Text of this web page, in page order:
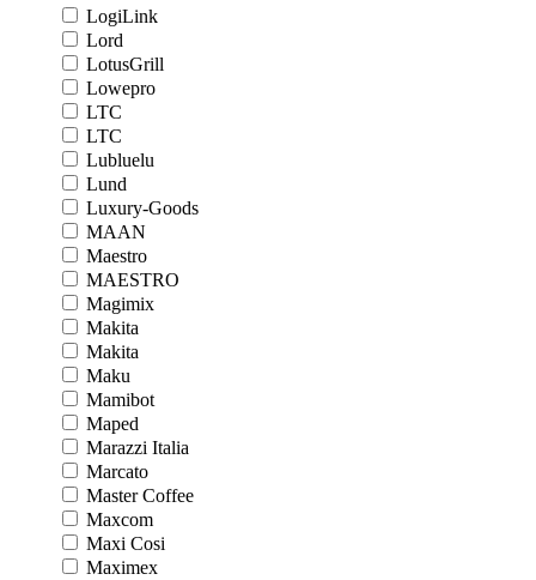
LogiLink
Lord
LotusGrill
Lowepro
LTC
LTC
Lubluelu
Lund
Luxury-Goods
MAAN
Maestro
MAESTRO
Magimix
Makita
Makita
Maku
Mamibot
Maped
Marazzi Italia
Marcato
Master Coffee
Maxcom
Maxi Cosi
Maximex